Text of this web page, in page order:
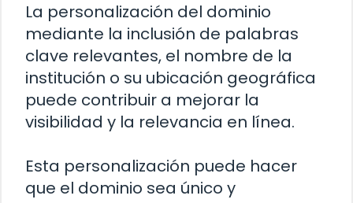
La personalización del dominio
mediante la inclusión de palabras
clave relevantes, el nombre de la
institución o su ubicación geográfica
puede contribuir a mejorar la
visibilidad y la relevancia en línea.
Esta personalización puede hacer
que el dominio sea único y